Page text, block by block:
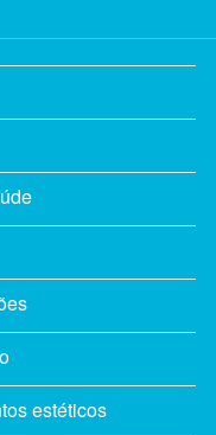
estéticos